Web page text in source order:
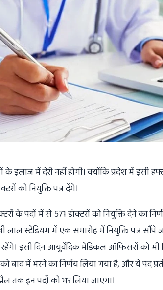
इलाज में देरी नहीं होगी। क्योंकि प्रदेश में इसी
को नियुक्ति पत्र देंगे।
के पदों में से 571 डॉक्टरों को नियुक्ति देने का
स्टेडियम में एक समारोह में नियुक्ति पत्र सौंपे
इसी दिन आयुर्वेदिक मेडिकल ऑफिसरों को भी
बाद में भरने का निर्णय लिया गया है, और ये पद
तक इन पदों को भर लिया जाएगा।